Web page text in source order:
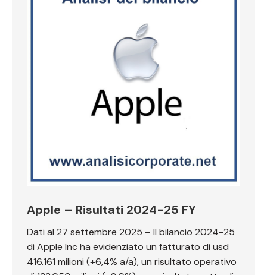
Apple – Risultati 2024-25 FY
Dati al 27 settembre 2025 – Il bilancio 2024-25
di Apple Inc ha evidenziato un fatturato di usd
416.161 milioni (+6,4% a/a), un risultato operativo